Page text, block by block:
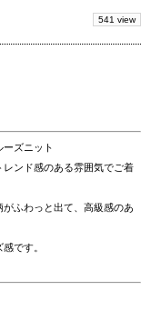
541 view
ズニット
ンド感のある雰囲気でご着
ふわっと出て、高級感のあ
です。